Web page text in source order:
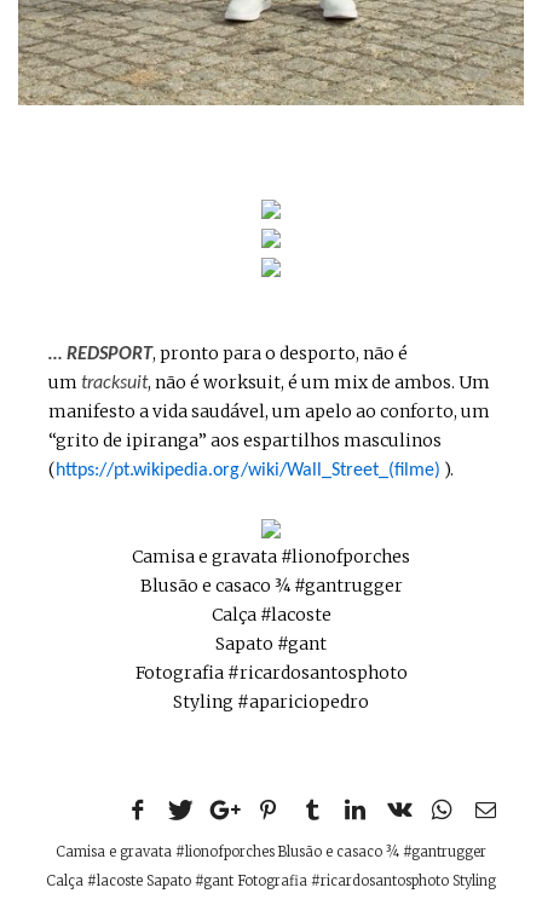
… REDSPORT, pronto para o desporto, não é
um tracksuit, não é worksuit, é um mix de ambos. Um
manifesto a vida saudável, um apelo ao conforto, um
“grito de ipiranga” aos espartilhos masculinos
(https://pt.wikipedia.org/wiki/Wall_Street_(filme) ).
Camisa e gravata #lionofporches
Blusão e casaco ¾ #gantrugger
Calça #lacoste
Sapato #gant
Fotografia #ricardosantosphoto
Styling #apariciopedro
Camisa e gravata #lionofporches Blusão e casaco ¾ #gantrugger
Calça #lacoste Sapato #gant Fotografia #ricardosantosphoto Styling